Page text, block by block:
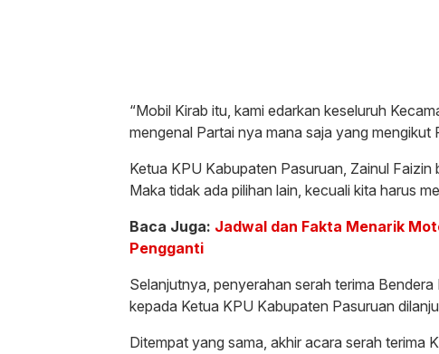
“Mobil Kirab itu, kami edarkan keseluruh
mengenal Partai nya mana saja yang
Ketua KPU Kabupaten Pasuruan, Zainul
Maka tidak ada pilihan lain, kecuali kita harus
Baca Juga: Jadwal dan Fakta Menarik
Pengganti
Selanjutnya, penyerahan serah terima
kepada Ketua KPU Kabupaten Pasuruan
Ditempat yang sama, akhir acara serah terima